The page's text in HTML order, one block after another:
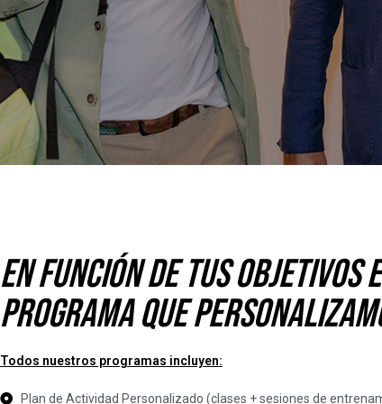
En función de tus objetivos
programa que
Todos nuestros programas incluyen:
Plan de Actividad Personalizado (clases + sesiones de